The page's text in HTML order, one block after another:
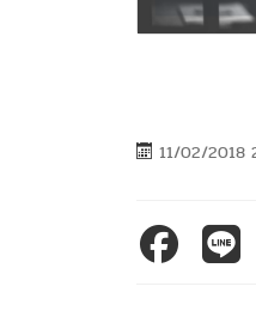
11/02/2018